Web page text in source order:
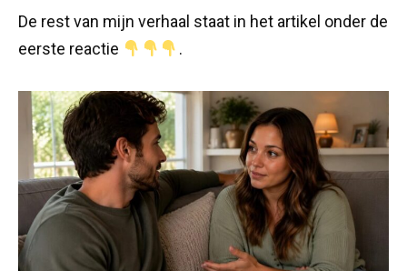
De rest van mijn verhaal staat in het artikel onder de
eerste reactie
.